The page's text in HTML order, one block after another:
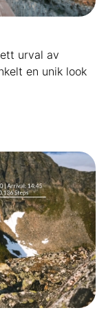
urval av
en unik look